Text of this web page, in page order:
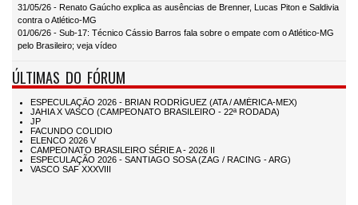
31/05/26 - Renato Gaúcho explica as ausências de Brenner, Lucas Piton e Saldivia
contra o Atlético-MG
01/06/26 - Sub-17: Técnico Cássio Barros fala sobre o empate com o Atlético-MG
pelo Brasileiro; veja vídeo
ÚLTIMAS DO FÓRUM